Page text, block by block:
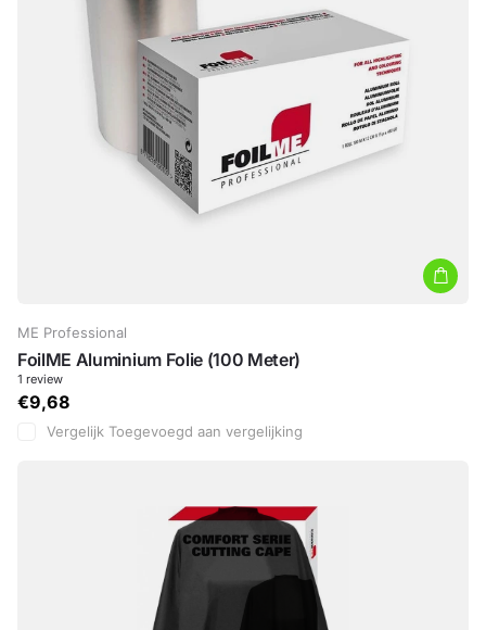
ME Professional
FoilME Aluminium Folie (100 Meter)
1 review
€9,68
Vergelijk Toegevoegd aan vergelijking